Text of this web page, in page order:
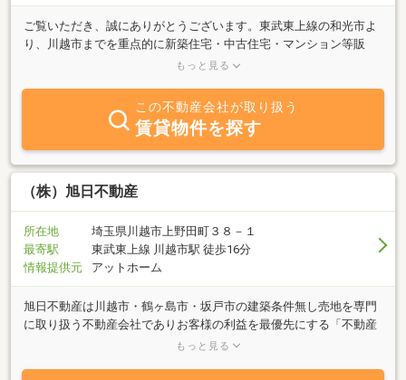
ご覧いただき、誠にありがとうございます。東武東上線の和光市よ
り、川越市までを重点的に新築住宅・中古住宅・マンション等販
売、賃貸を行っております。また、狭小住宅や古家等も買い取り等
た、物件がありましたら、お気軽にお問い合わせください。
もっと見る
この不動産会社が取り扱う
賃貸物件を探す
（株）旭日不動産
所在地
埼玉県川越市上野田町３８－１
最寄駅
東武東上線 川越市駅 徒歩16分
情報提供元
アットホーム
旭日不動産は川越市・鶴ヶ島市・坂戸市の建築条件無し売地を専門
に取り扱う不動産会社でありお客様の利益を最優先にする「不動産
エージェント」でもあります。“営業マンが伝えたい情報”ではな
もっと見る